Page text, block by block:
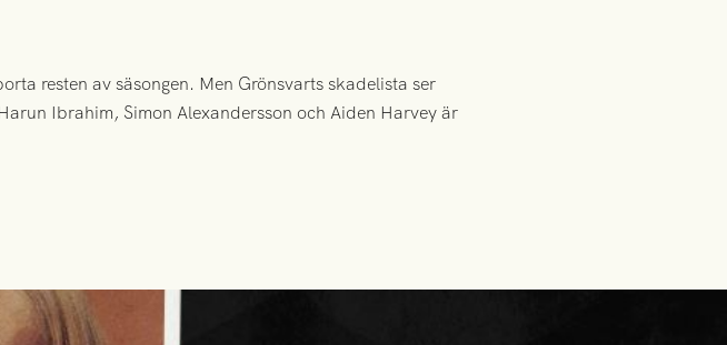
resten av säsongen. Men Grönsvarts skadelista ser
Ibrahim, Simon Alexandersson och Aiden Harvey är